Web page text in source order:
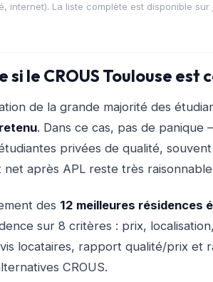
internet). La liste complète est disponible sur
si le CROUS Toulouse est
de la grande majorité des
. Dans ce cas, pas de
privées de qualité,
après APL reste très
des 12 meilleures résidences
sur 8 critères : prix,
locataires, rapport qualité/prix et
CROUS.